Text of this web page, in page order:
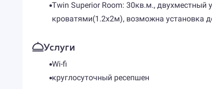
Twin Superior Room: 30кв.м.,
кроватями(1.2х2м), возможна установка
Услуги
Wi-fi
круглосуточный ресепшен